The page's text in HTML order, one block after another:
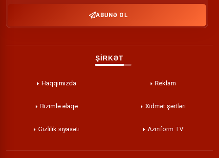
ABUNƏ OL
ŞİRKƏT
Haqqımızda Reklam
Bizimlə əlaqə Xidmət şərtləri
Gizlilik siyasəti Azinform TV